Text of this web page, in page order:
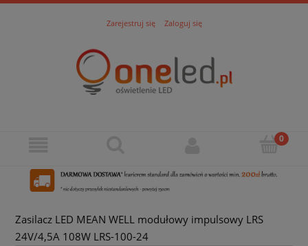
Zarejestruj się Zaloguj się
Zasilacz LED MEAN WELL modułowy impulsowy LRS
24V/4,5A 108W LRS-100-24